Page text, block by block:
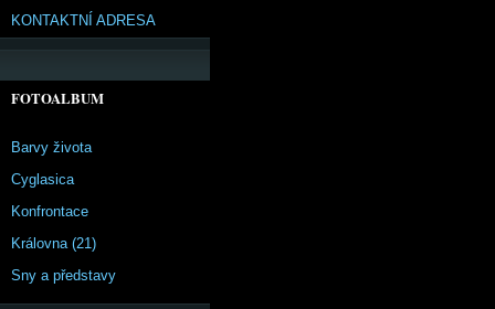
KONTAKTNÍ ADRESA
FOTOALBUM
Barvy života
Cyglasica
Konfrontace
Královna (21)
Sny a představy